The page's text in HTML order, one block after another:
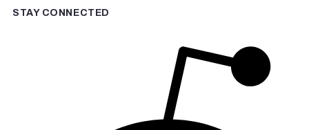
STAY CONNECTED